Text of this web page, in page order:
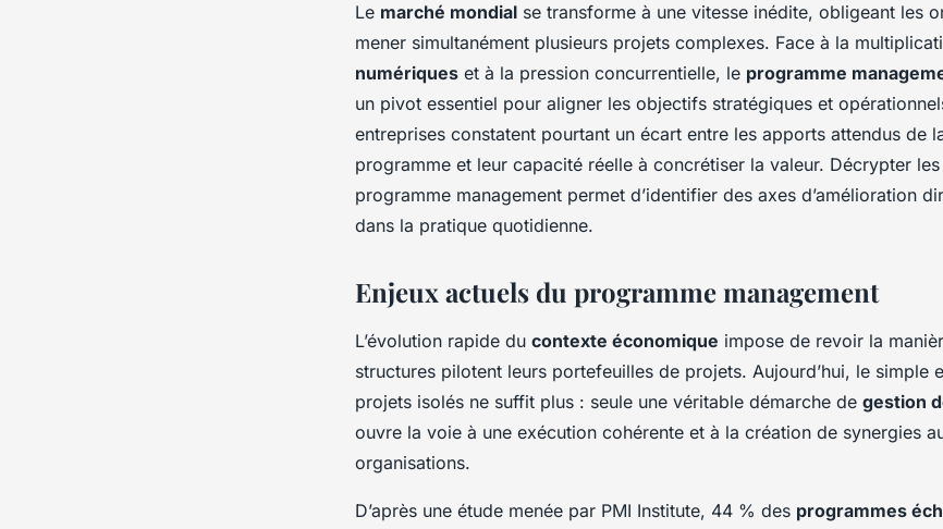
Le marché mondial se transforme à une vitesse inédite, obligeant les
mener simultanément plusieurs projets complexes. Face à la
numériques et à la pression concurrentielle, le programme
un pivot essentiel pour aligner les objectifs stratégiques et
entreprises constatent pourtant un écart entre les apports attendus de
programme et leur capacité réelle à concrétiser la valeur. Décrypter
programme management permet d’identifier des axes d’amélioration
dans la pratique quotidienne.
Enjeux actuels du programme management
L’évolution rapide du contexte économique impose de revoir la
structures pilotent leurs portefeuilles de projets. Aujourd’hui, le simple
projets isolés ne suffit plus : seule une véritable démarche de gestion
ouvre la voie à une exécution cohérente et à la création de synergies
organisations.
D’après une étude menée par PMI Institute, 44 % des programmes